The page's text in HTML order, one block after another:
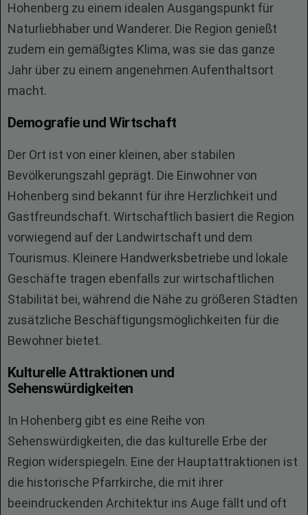
Hohenberg zu einem idealen Ausgangspunkt für
Naturliebhaber und Wanderer. Die Region genießt
zudem ein gemäßigtes Klima, was sie das ganze
Jahr über zu einem angenehmen Aufenthaltsort
macht.
Demografie und Wirtschaft
Der Ort ist von einer kleinen, aber stabilen
Bevölkerungszahl geprägt. Die Einwohner von
Hohenberg sind bekannt für ihre Herzlichkeit und
Gastfreundschaft. Wirtschaftlich basiert die Region
vorwiegend auf der Landwirtschaft und dem
Tourismus. Kleinere Handwerksbetriebe und lokale
Geschäfte tragen ebenfalls zur wirtschaftlichen
Stabilität bei, während die Nähe zu größeren Städten
zusätzliche Beschäftigungsmöglichkeiten für die
Bewohner bietet.
Kulturelle Attraktionen und
Sehenswürdigkeiten
In Hohenberg gibt es eine Reihe von
Sehenswürdigkeiten, die das kulturelle Erbe der
Region widerspiegeln. Eine der Hauptattraktionen ist
die historische Pfarrkirche, die mit ihrer
beeindruckenden Architektur ins Auge fällt und oft